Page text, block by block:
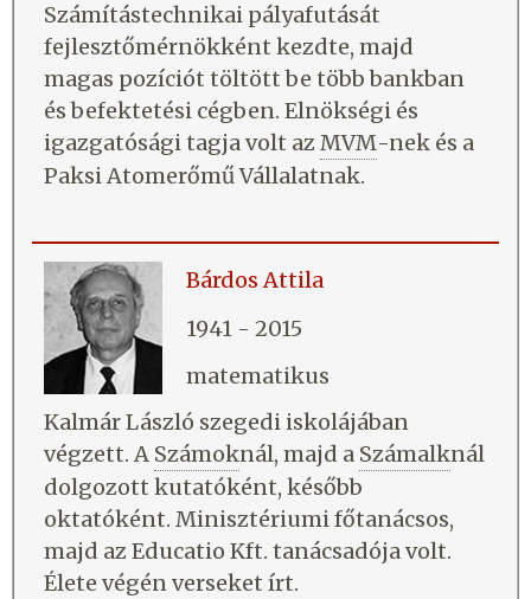
Számítástechnikai pályafutását
fejlesztőmérnökként kezdte, majd
magas pozíciót töltött be több bankban
és befektetési cégben. Elnökségi és
igazgatósági tagja volt az MVM-nek és a
Paksi Atomerőmű Vállalatnak.
Bárdos Attila
1941 - 2015
matematikus
Kalmár László szegedi iskolájában
végzett. A Számoknál, majd a Számalknál
dolgozott kutatóként, később
oktatóként. Minisztériumi főtanácsos,
majd az Educatio Kft. tanácsadója volt.
Élete végén verseket írt.